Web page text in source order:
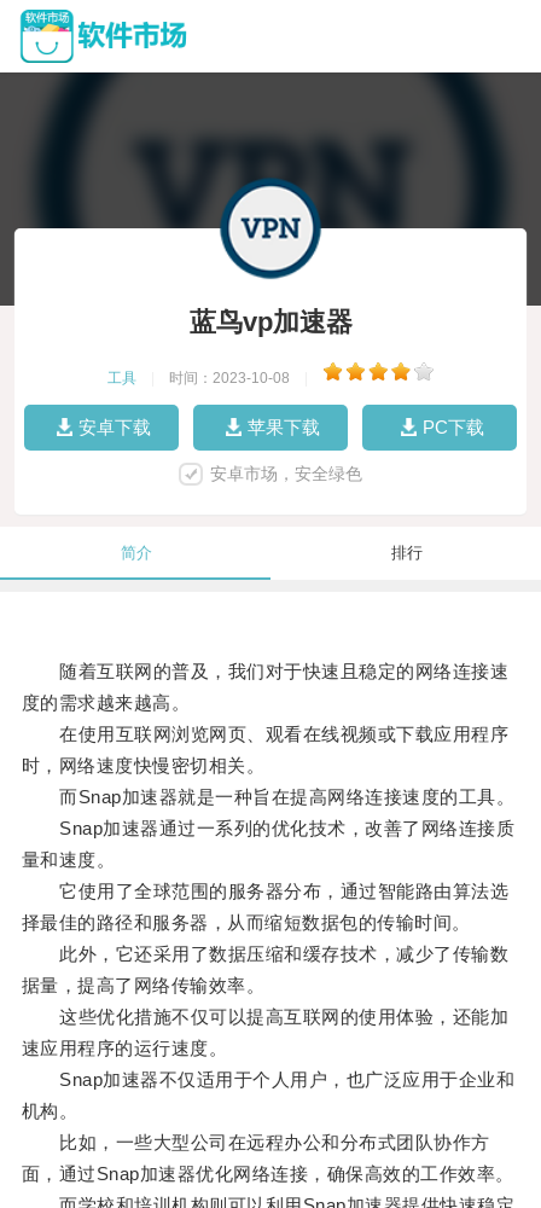
蓝鸟vp加速器
工具 时间：2023-10-08
安卓下载 苹果下载 PC下载
安卓市场，安全绿色
简介 排行
随着互联网的普及，我们对于快速且稳定的网络连接速
度的需求越来越高。
在使用互联网浏览网页、观看在线视频或下载应用程序
时，网络速度快慢密切相关。
而Snap加速器就是一种旨在提高网络连接速度的工具。
Snap加速器通过一系列的优化技术，改善了网络连接质
量和速度。
它使用了全球范围的服务器分布，通过智能路由算法选
择最佳的路径和服务器，从而缩短数据包的传输时间。
此外，它还采用了数据压缩和缓存技术，减少了传输数
据量，提高了网络传输效率。
这些优化措施不仅可以提高互联网的使用体验，还能加
速应用程序的运行速度。
Snap加速器不仅适用于个人用户，也广泛应用于企业和
机构。
比如，一些大型公司在远程办公和分布式团队协作方
面，通过Snap加速器优化网络连接，确保高效的工作效率。